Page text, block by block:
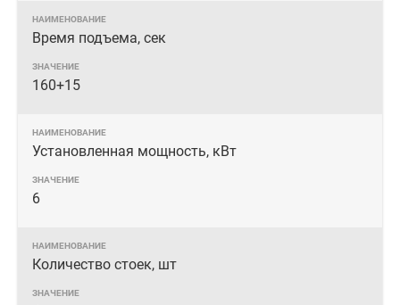
Время подъема, сек
160+15
Установленная мощность, кВт
6
Количество стоек, шт